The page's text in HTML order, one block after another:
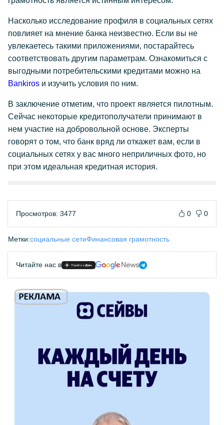
Насколько исследование профиля в социальных сетях
повлияет на мнение банка неизвестно. Если вы не
увлекаетесь такими приложениями, постарайтесь
соответствовать другим параметрам. Ознакомиться с
выгодными потребительскими кредитами можно на
Bankiros и изучить условия по ним.
В заключение отметим, что проект является пилотным.
Сейчас некоторые кредитополучатели принимают в
нем участие на добровольной основе. Эксперты
говорят о том, что банк вряд ли откажет вам, если в
социальных сетях у вас много неприличных фото, но
при этом идеальная кредитная история.
Просмотров: 3477 0 0
Метки:социальные сетиФинансовая грамотность
Читайте нас в